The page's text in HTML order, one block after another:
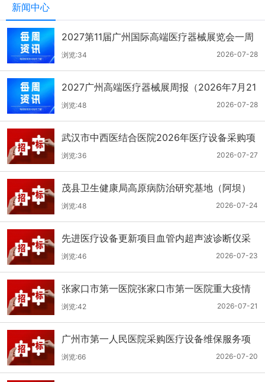
新闻中心
2027第11届广州国际高端医疗器械展览会一周
报（7.22-7.28）
2026-07-28
浏览:34
2027广州高端医疗器械展周报（2026年7月21
-27日）
2026-07-28
浏览:48
武汉市中西医结合医院2026年医疗设备采购项
目三十三公开招标公告
2026-07-27
浏览:36
茂县卫生健康局高原病防治研究基地（阿坝）
手术、急救及生命支持类医疗设备购置项目招
标公告
2026-07-24
浏览:48
先进医疗设备更新项目血管内超声波诊断仪采
购（三次）公开招标公告
2026-07-23
浏览:46
张家口市第一医院张家口市第一医院重大疫情
救治基地手术室及重症监护室医疗设备采购项
目更正公告
2026-07-21
浏览:42
广州市第一人民医院采购医疗设备维保服务项
目（2026年第1批）(二次)（项目编号：GZSY-
2026FW-06）采购更正公告
2026-07-20
浏览:66